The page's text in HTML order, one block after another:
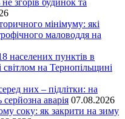
згорів будинок та
мінімуму: які
маловоддя на
населених пунктів в
світлом на Тернопільщині
них – підлітки: на
аварія 07.08.2026
соку: як закрити на зиму